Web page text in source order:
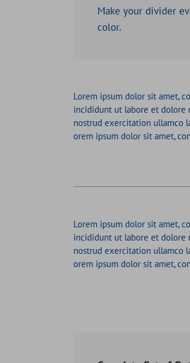
Make your divider
color.
Lorem ipsum dolor sit amet,
incididunt ut labore et dolore
nostrud exercitation ullamco
orem ipsum dolor sit amet,
Lorem ipsum dolor sit amet,
incididunt ut labore et dolore
nostrud exercitation ullamco
orem ipsum dolor sit amet,